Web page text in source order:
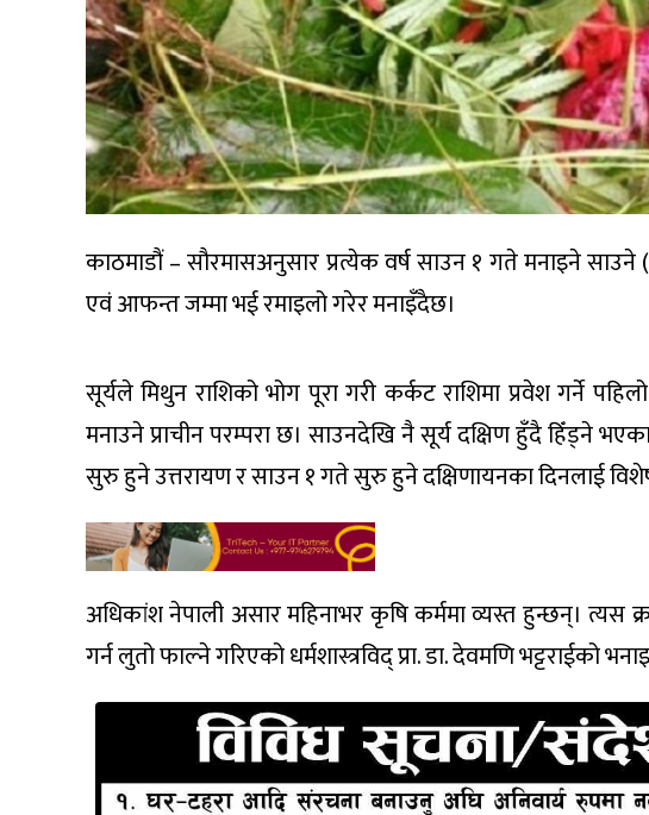
काठमाडौं – सौरमासअनुसार प्रत्येक वर्ष साउन १ गते मनाइने
एवं आफन्त जम्मा भई रमाइलो गरेर मनाइँदैछ।
सूर्यले मिथुन राशिको भोग पूरा गरी कर्कट राशिमा प्रवेश गर्ने
मनाउने प्राचीन परम्परा छ। साउनदेखि नै सूर्य दक्षिण हुँदै हिँड्ने
सुरु हुने उत्तरायण र साउन १ गते सुरु हुने दक्षिणायनका दिनलाई
अधिकांश नेपाली असार महिनाभर कृषि कर्ममा व्यस्त हुन्छन्। त्यस
गर्न लुतो फाल्ने गरिएको धर्मशास्त्रविद् प्रा. डा. देवमणि भट्टराईको